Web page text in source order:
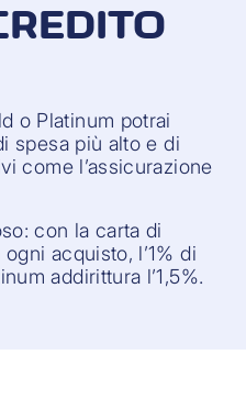
o Platinum potrai
spesa più alto e di
come l’assicurazione
con la carta di
acquisto, l’1% di
addirittura l’1,5%.